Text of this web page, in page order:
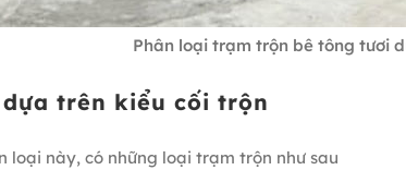
Phân loại trạm trộn bê tông tươi
trên kiểu cối trộn
loại này, có những loại trạm trộn như sau